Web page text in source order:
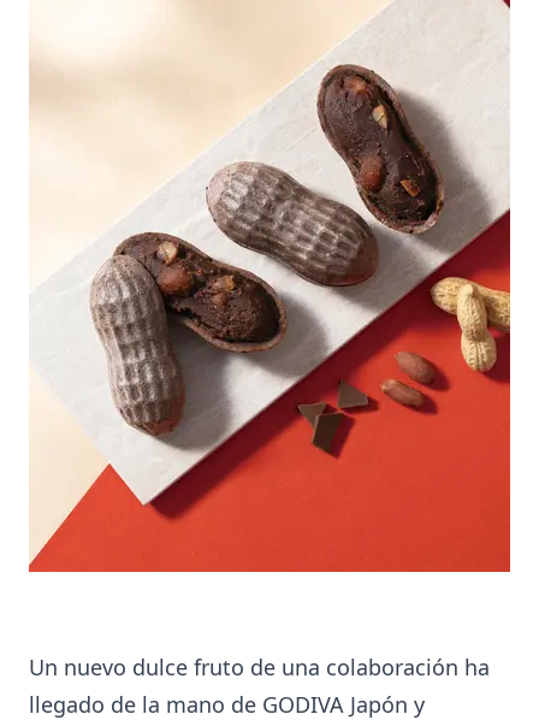
Un nuevo dulce fruto de una colaboración ha
llegado de la mano de GODIVA Japón y